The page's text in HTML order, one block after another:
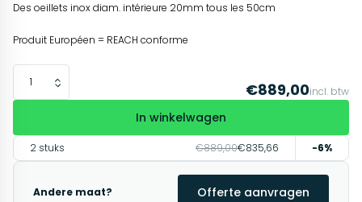
Des oeillets inox diam. intérieure 20mm tous les 50cm
Produit Européen = REACH conforme
€889,00incl. btw
In winkelwagen
2 stuks €889,00€835,66 -6%
Andere maat? Offerte aanvragen